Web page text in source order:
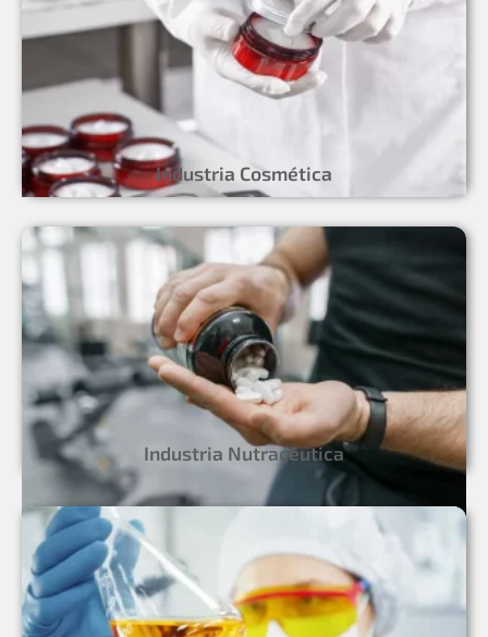
Industria Cosmética
Industria Nutracéutica